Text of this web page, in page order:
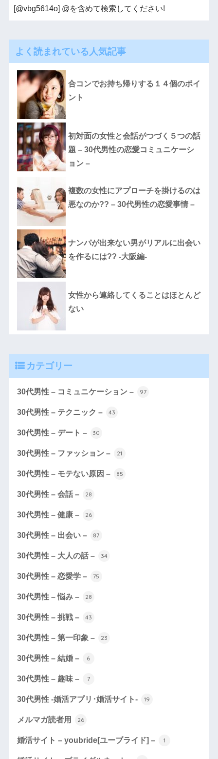
[@vbg5614o] @を含めて検索してください!
よく読まれている人気記事
合コンでお持ち帰りする１４個のポイ
ント
初対面の女性と会話がつづく５つの話
題 – 30代男性の恋愛コミュニケーシ
ョン –
複数の女性にアプローチを掛けるのは
悪なのか?? – 30代男性の恋愛事情 –
ナンパが出来ない男がリアルに出会い
を作るには?? -大阪編-
女性から連絡してくることはほとんど
ない
カテゴリー
30代男性 – コミュニケーション – 97
30代男性 – テクニック – 43
30代男性 – デート – 30
30代男性 – ファッション – 21
30代男性 – モテない原因 – 85
30代男性 – 会話 – 28
30代男性 – 健康 – 26
30代男性 – 出会い – 87
30代男性 – 大人の話 – 34
30代男性 – 恋愛学 – 75
30代男性 – 悩み – 28
30代男性 – 挑戦 – 43
30代男性 – 第一印象 – 23
30代男性 – 結婚 – 6
30代男性 – 趣味 – 7
30代男性 -婚活アプリ･婚活サイト- 19
メルマガ読者用 26
婚活サイト – youbride[ユーブライド] – 1